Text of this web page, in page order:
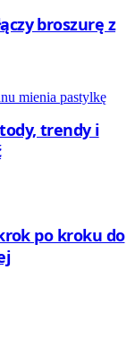
broszurę z
trendy i
po kroku do